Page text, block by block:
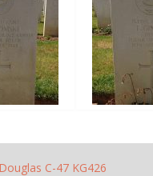
Douglas C-47 KG426